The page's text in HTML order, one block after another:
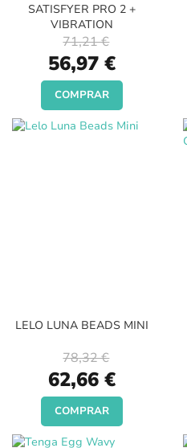
SATISFYER PRO 2 +
VIBRATION
Special
Price
56,97 €
71,21 €
COMPRAR
LELO LUNA BEADS MINI
Special
Price
62,66 €
78,32 €
COMPRAR